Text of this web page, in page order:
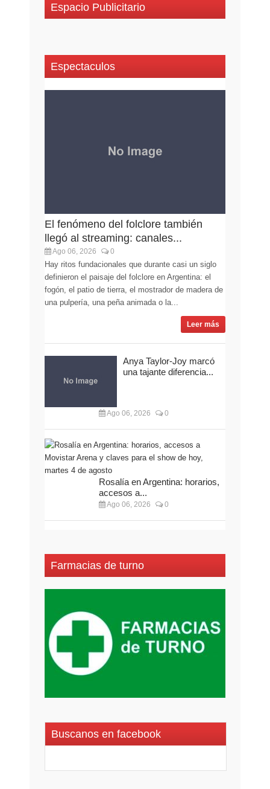
Espacio Publicitario
Espectaculos
El fenómeno del folclore también
llegó al streaming: canales...
Ago 06, 2026 0
Hay ritos fundacionales que durante casi un siglo
definieron el paisaje del folclore en Argentina: el
fogón, el patio de tierra, el mostrador de madera de
una pulpería, una peña animada o la...
Leer más
Anya Taylor-Joy marcó
una tajante diferencia...
Ago 06, 2026 0
Rosalía en Argentina: horarios,
accesos a...
Ago 06, 2026 0
Farmacias de turno
Buscanos en facebook